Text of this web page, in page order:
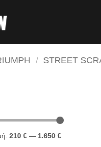
/ STREET
210 € — 1.650 €